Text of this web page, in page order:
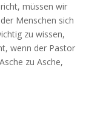
müssen wir
Menschen sich
zu wissen,
wenn der Pastor
zu Asche,